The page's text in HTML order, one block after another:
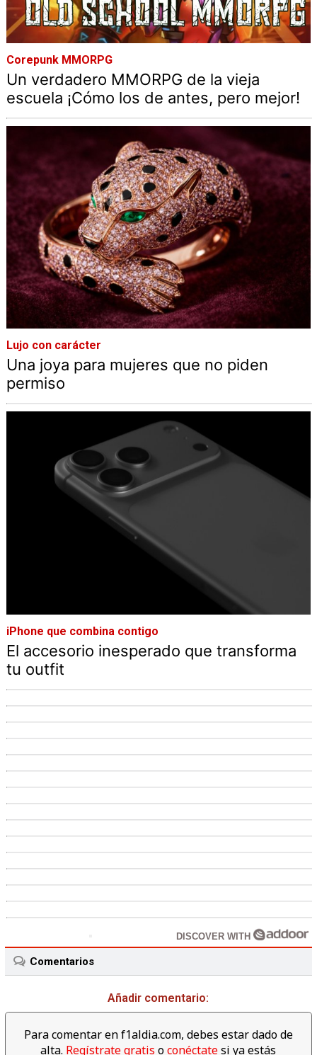
Corepunk MMORPG
Un verdadero MMORPG de la vieja
escuela ¡Cómo los de antes, pero mejor!
Lujo con carácter
Una joya para mujeres que no piden
permiso
iPhone que combina contigo
El accesorio inesperado que transforma
tu outfit
DISCOVER WITH
Comentarios
Añadir comentario:
Para comentar en f1aldia.com, debes estar dado de
alta. Regístrate gratis oconéctatesi ya estás